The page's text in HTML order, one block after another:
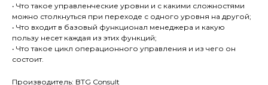
• Что такое управленческие уровни и с какими сложностями
можно столкнуться при переходе с одного уровня на другой;
• Что входит в базовый функционал менеджера и какую
пользу несет каждая из этих функций;
• Что такое цикл операционного управления и из чего он
состоит.
Производитель: BTG Consult